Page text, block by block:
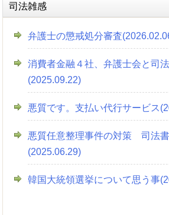
司法雑感
弁護士の懲戒処分審査
消費者金融４社、弁護士会と司
(2025.09.22)
悪質です。支払い代行サービス
悪質任意整理事件の対策 司法書
(2025.06.29)
韓国大統領選挙について思う事